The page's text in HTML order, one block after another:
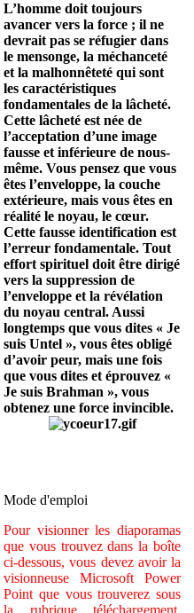
L’homme doit toujours
avancer vers la force ; il ne
devrait pas se réfugier dans
le mensonge, la méchanceté
et la malhonnêteté qui sont
les caractéristiques
fondamentales de la lâcheté.
Cette lâcheté est née de
l’acceptation d’une image
fausse et inférieure de nous-
même. Vous pensez que vous
êtes l’enveloppe, la couche
extérieure, mais vous êtes en
réalité le noyau, le cœur.
Cette fausse identification est
l’erreur fondamentale. Tout
effort spirituel doit être dirigé
vers la suppression de
l’enveloppe et la révélation
du noyau central. Aussi
longtemps que vous dites « Je
suis Untel », vous êtes obligé
d’avoir peur, mais une fois
que vous dites et éprouvez «
Je suis Brahman », vous
obtenez une force invincible.
Mode d'emploi
Pour visionner les diaporamas
que vous trouvez dans la boîte
ci-dessous, vous devez avoir la
visionneuse Microsoft Power
Point que vous trouverez sous
la rubrique téléchargement.